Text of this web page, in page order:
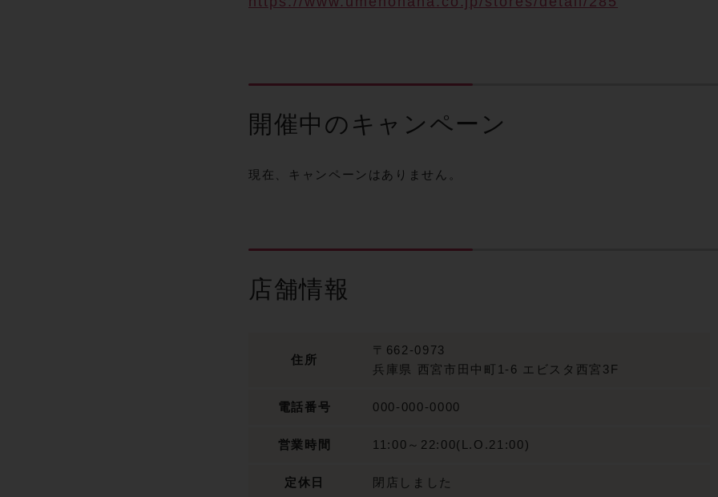
開催中のキャンペーン
現在、キャンペーンはありません。
店舗情報
住所
〒662-0973
兵庫県
西宮市田中町1-6 エビスタ西宮3F
電話番号 000-000-0000
営業時間 11:00～22:00(L.O.21:00)
定休日 閉店しました